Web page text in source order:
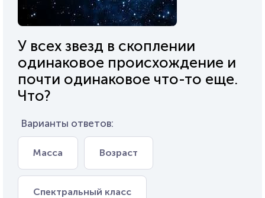
У всех звезд в скоплении
одинаковое происхождение и
почти одинаковое что-то еще.
Что?
Варианты ответов:
Масса Возраст
Спектральный класс